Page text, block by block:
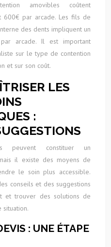
amovibles coûtent
par arcade. Les fils de
des dents impliquent un
arcade. Il est important
sur le type de contention
et sur son coût.
LES
:
peuvent constituer un
il existe des moyens de
le soin plus accessible.
conseils et des suggestions
et trouver des solutions de
situation.
: UNE ÉTAPE